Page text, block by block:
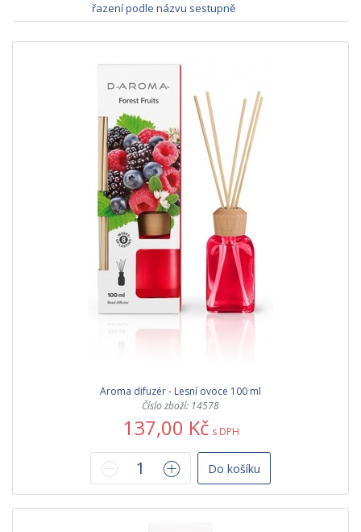
řazení podle názvu sestupně
Aroma difuzér - Lesní ovoce 100 ml
Číslo zboží: 14578
137,00 Kč s DPH
Do košíku